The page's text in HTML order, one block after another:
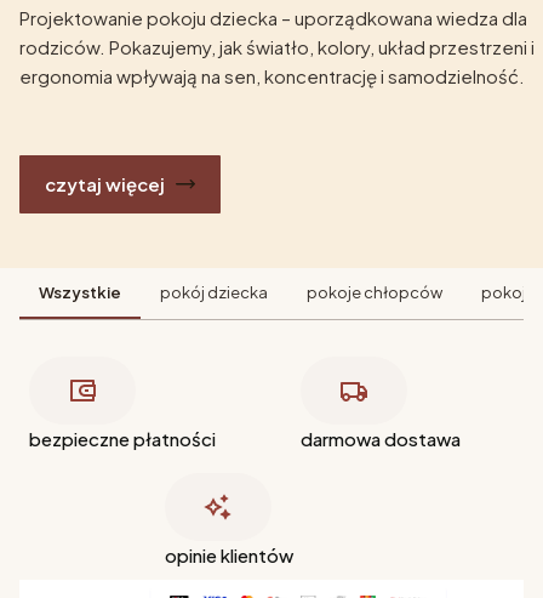
Projektowanie pokoju dziecka – uporządkowana wiedza dla
rodziców. Pokazujemy, jak światło, kolory, układ przestrzeni i
ergonomia wpływają na sen, koncentrację i samodzielność.
czytaj więcej
Wszystkie pokój dziecka pokoje chłopców pokoje
bezpieczne płatności darmowa dostawa
opinie klientów